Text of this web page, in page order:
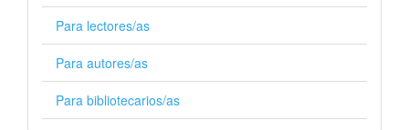
Para lectores/as
Para autores/as
Para bibliotecarios/as